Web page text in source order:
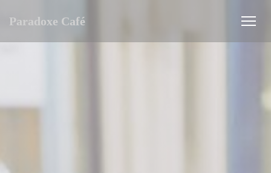
Paradoxe Café